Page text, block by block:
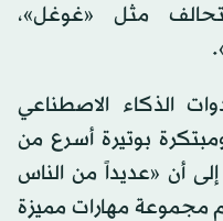
مثل «غوغل»،
الذكاء الاصطناعي
بوتيرة أسرع من
أن «عديداً من الناس
مجموعة مهارات مميزة